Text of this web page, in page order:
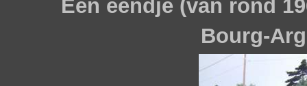
Een eendje (van rond
Bourg-